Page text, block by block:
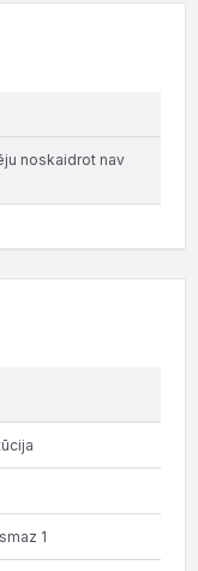
noskaidrot nav
1